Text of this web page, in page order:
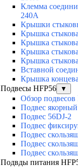
Клемма
240A
Крышки
Крышка
Крышка
Крышка
Крышка
Вставной
Крышка
Подвесы HFP56
▼
Обзор подвесов
Подвес
Подвес 56DJ-2
Подвес
Подвес
Подвес
Подвес
Подвды питания